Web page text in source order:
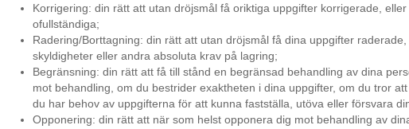
Korrigering: din rätt att utan dröjsmål få oriktiga uppgifter korrigerade,
ofullständiga;
Radering/Borttagning: din rätt att utan dröjsmål få dina uppgifter
skyldigheter eller andra absoluta krav på lagring;
Begränsning: din rätt att få till stånd en begränsad behandling av dina
mot behandling, om du bestrider exaktheten i dina uppgifter, om du tror
du har behov av uppgifterna för att kunna fastställa, utöva eller försvara
Opponering: din rätt att när som helst opponera dig mot behandling av